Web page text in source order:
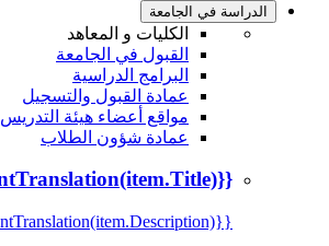
الدراسة في الجامعة
الكليات و المعاهد
القبول في الجامعة
البرامج الدراسية
عمادة القبول والتسجيل
مواقع أعضاء هيئة التدريس
عمادة شؤون الطلاب
{{mmc.getCurrentTranslation(item.Title)}}
{{mmc.getCurrentTranslation(item.Description)}}